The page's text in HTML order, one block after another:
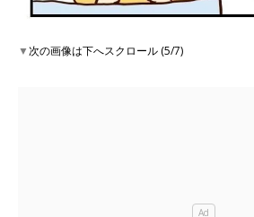
▼次の画像は下へスクロール (5/7)